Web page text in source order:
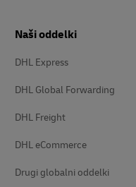
Naši oddelki
DHL Express
DHL Global Forwarding
DHL Freight
DHL eCommerce
Drugi globalni oddelki